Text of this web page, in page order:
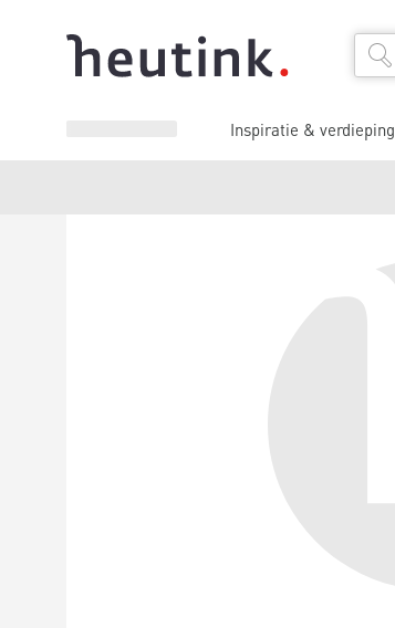
Inspiratie & verdieping